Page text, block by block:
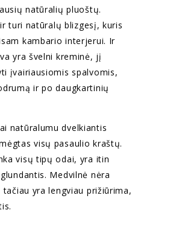
natūralių pluoštų.
turi natūralų blizgesį, kuris
kambario interjerui. Ir
yra švelni kreminė, jį
įvairiausiomis spalvomis,
ir po daugkartinių
natūralumu dvelkiantis
visų pasaulio kraštų.
visų tipų odai, yra itin
Medvilnė nėra
yra lengviau prižiūrima,